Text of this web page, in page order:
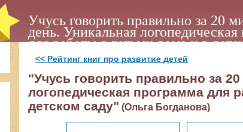
Учусь говорить правильно за 20
день. Уникальная
для работы с детьми дома и в
<< Рейтинг книг про развитие детей
"Учусь говорить правильно за
логопедическая программа для
детском саду" (Ольга Богданова)